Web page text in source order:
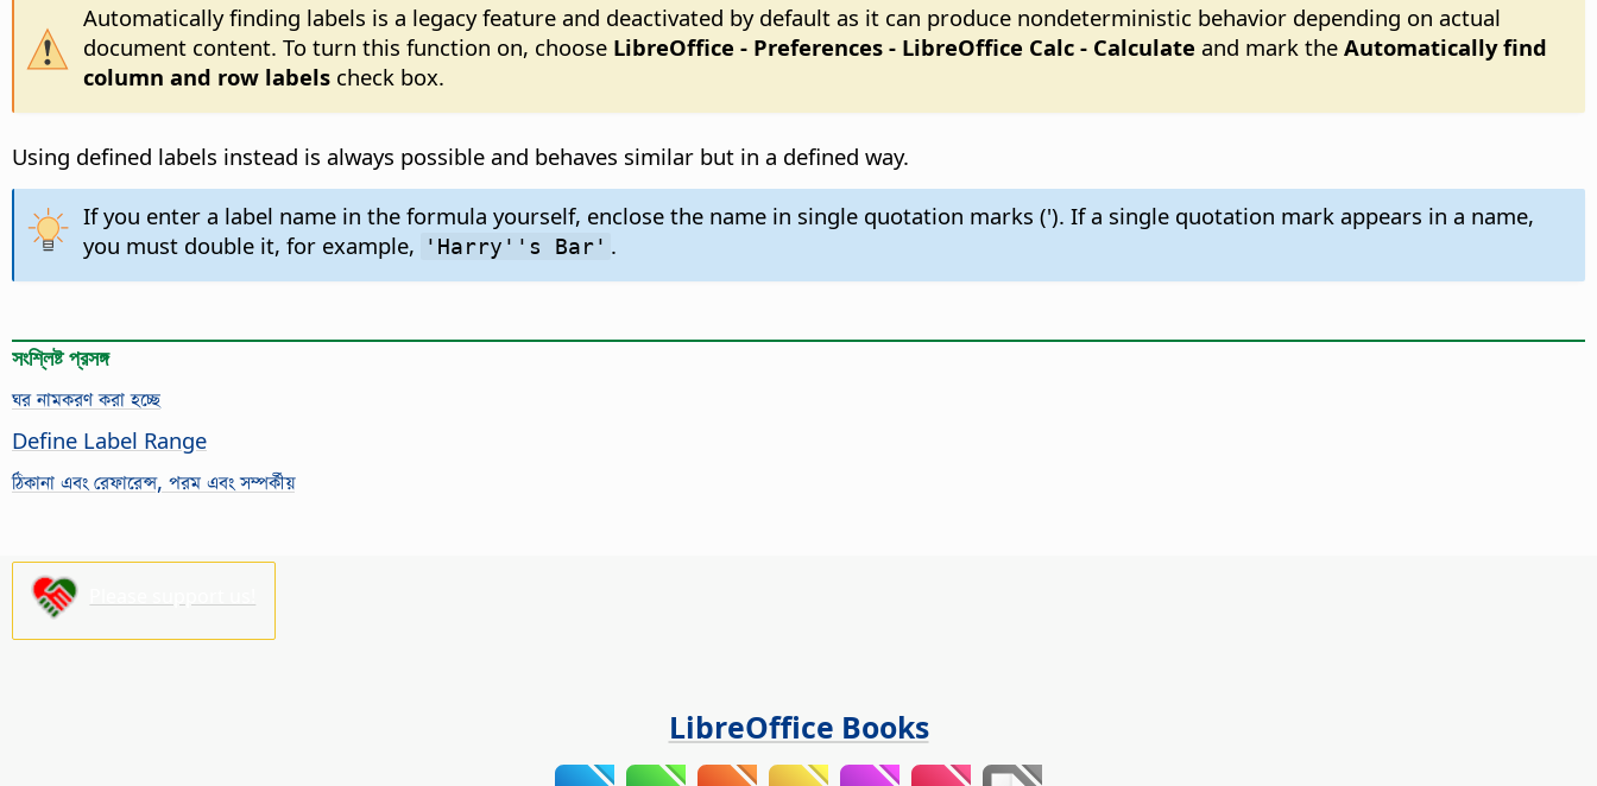
Automatically finding labels is a legacy feature and deactivated by default as it can produce nondeterministic behavior depending on actual
document content. To turn this function on, choose LibreOffice - Preferences- LibreOffice Calc - Calculate and mark the Automatically find
column and row labelscheck box.
Using defined labels instead is always possible and behaves similar but in a defined way.
If you enter a label name in the formula yourself, enclose the name in single quotation marks ('). If a single quotation mark appears in a name,
you must double it, for example,
'Harry''s Bar' .
সংশ্লিষ্ট প্রসঙ্গ
ঘর নামকরণ করা হচ্ছে
Define Label Range
ঠিকানা এবং রেফারেন্স, পরম এবং সম্পর্কীয়
LibreOffice Books